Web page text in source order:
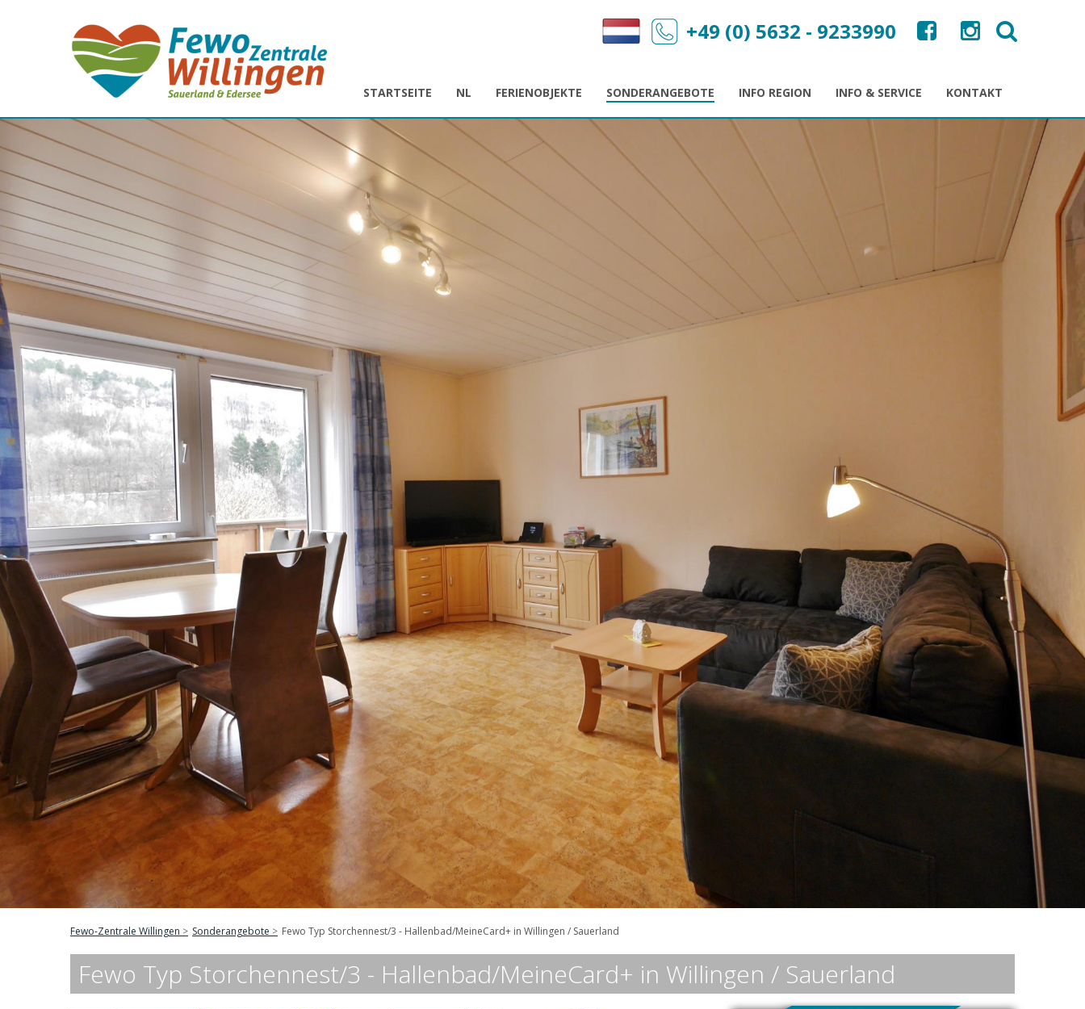
STARTSEITE NL FERIENOBJEKTE SONDERANGEBOTE INFO REGION INFO & SERVICE KONTAKT
+49 (0) 5632 - 9233990
Fewo-Zentrale Willingen Sonderangebote Fewo Typ Storchennest/3 - Hallenbad/MeineCard+ in Willingen / Sauerland
Fewo Typ Storchennest/3 - Hallenbad/MeineCard+ in Willingen / Sauerland